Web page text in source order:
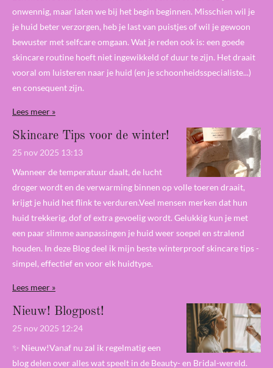
onwennig, maar laten we bij het begin beginnen. Misschien wil je
je huid beter verzorgen, heb je last van puistjes of wil je gewoon
bewuster met selfcare omgaan. Wat je reden ook is: een goede
skincare routine hoeft niet ingewikkeld of duur te zijn. Het draait
vooral om luisteren naar je huid (en je schoonheidsspecialiste...)
en consequent zijn.
Lees meer »
Skincare Tips voor de winter!
25 nov 2025 13:13
Wanneer de temperatuur daalt, de lucht
droger wordt en de verwarming binnen op volle toeren draait,
krijgt je huid het flink te verduren.Veel mensen merken dat hun
huid trekkerig, dof of extra gevoelig wordt. Gelukkig kun je met
een paar slimme aanpassingen je huid weer soepel en stralend
houden. In deze Blog deel ik mijn beste winterproof skincare tips -
simpel, effectief en voor elk huidtype.
Lees meer »
Nieuw! Blogpost!
25 nov 2025 12:24
✨ Nieuw!Vanaf nu zal ik regelmatig een
blog delen over alles wat speelt in de Beauty- en Bridal-wereld.